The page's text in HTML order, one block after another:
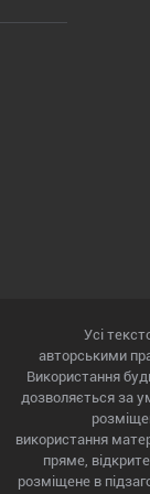
Усі
авторськими
Використання
дозволяється за
використання
пряме,
розміщене в